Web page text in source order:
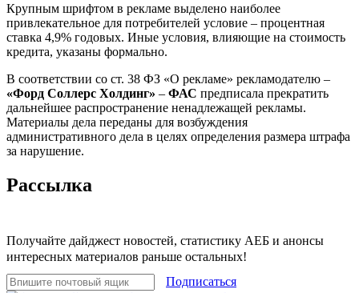
Крупным шрифтом в рекламе выделено наиболее
привлекательное для потребителей условие – процентная
ставка 4,9% годовых. Иные условия, влияющие на стоимость
кредита, указаны формально.
В соответствии со ст. 38 ФЗ «О рекламе» рекламодателю –
«Форд Соллерс Холдинг» – ФАС предписала прекратить
дальнейшее распространение ненадлежащей рекламы.
Материалы дела переданы для возбуждения
административного дела в целях определения размера штрафа
за нарушение.
Рассылка
Получайте дайджест новостей, статистику АЕБ и анонсы
интересных материалов раньше остальных!
Подписаться